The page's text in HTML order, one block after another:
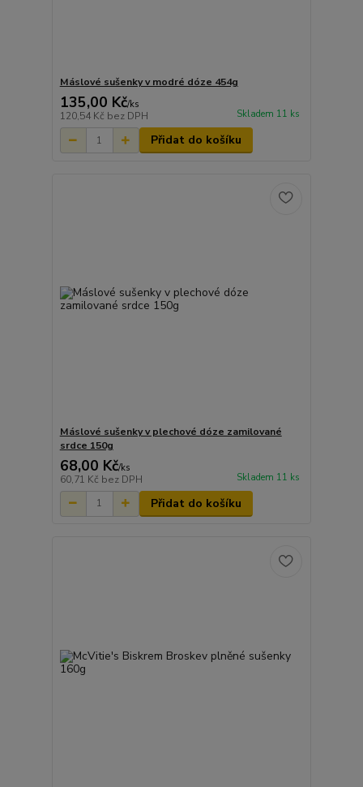
Máslové sušenky v modré dóze 454g
135,00 Kč/ks
120,54 Kč bez DPH Skladem 11 ks
Přidat do košíku
Máslové sušenky v plechové dóze zamilované
srdce 150g
68,00 Kč/ks
60,71 Kč bez DPH Skladem 11 ks
Přidat do košíku